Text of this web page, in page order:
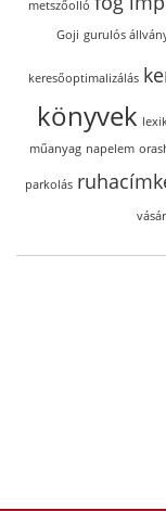
metszőolló
Goji gurulós
keresőoptimalizálás
könyvek
műanyag napelem
parkolás